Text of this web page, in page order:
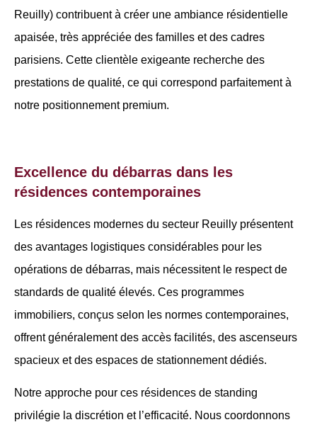
Reuilly) contribuent à créer une ambiance résidentielle
apaisée, très appréciée des familles et des cadres
parisiens. Cette clientèle exigeante recherche des
prestations de qualité, ce qui correspond parfaitement à
notre positionnement premium.
Excellence du débarras dans les
résidences contemporaines
Les résidences modernes du secteur Reuilly présentent
des avantages logistiques considérables pour les
opérations de débarras, mais nécessitent le respect de
standards de qualité élevés. Ces programmes
immobiliers, conçus selon les normes contemporaines,
offrent généralement des accès facilités, des ascenseurs
spacieux et des espaces de stationnement dédiés.
Notre approche pour ces résidences de standing
privilégie la discrétion et l’efficacité. Nous coordonnons